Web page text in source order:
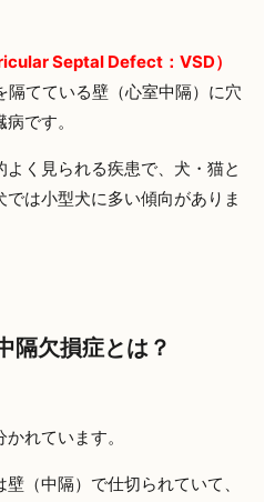
Septal Defect：VSD）
てている壁（心室中隔）に穴
です。
く見られる疾患で、犬・猫と
は小型犬に多い傾向がありま
隔欠損症とは？
れています。
（中隔）で仕切られていて、